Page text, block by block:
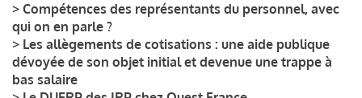
> Compétences des représentants du personnel, avec
qui on en parle ?
> Les allègements de cotisations : une aide publique
dévoyée de son objet initial et devenue une trappe à
bas salaire